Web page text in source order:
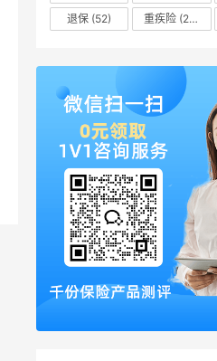
退保 (52) 重疾险 (205)